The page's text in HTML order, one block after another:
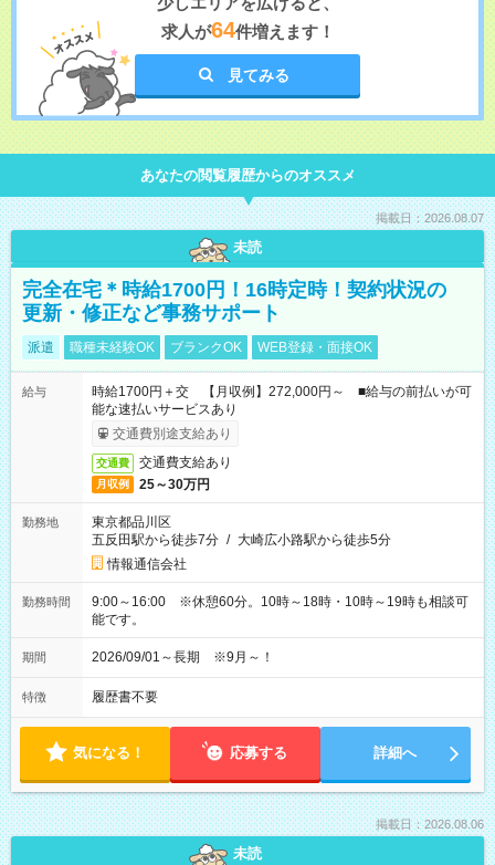
求人が64件増えます！
見てみる
あなたの閲覧履歴からのオススメ
掲載日：2026.08.07
未読
完全在宅＊時給1700円！16時定時！契約状況の
更新・修正など事務サポート
派遣 職種未経験OK ブランクOK WEB登録・面接OK
給与
時給1700円＋交 【月収例】272,000円～ ■給与の前払いが可
能な速払いサービスあり
交通費別途支給あり
交通費 交通費支給あり
月収例 25～30万円
勤務地
東京都品川区
五反田駅から徒歩7分 / 大崎広小路駅から徒歩5分
情報通信会社
勤務時間
9:00～16:00 ※休憩60分。10時～18時・10時～19時も相談可
能です。
期間 2026/09/01～長期 ※9月～！
特徴 履歴書不要
気になる！ 応募する 詳細へ
掲載日：2026.08.06
未読